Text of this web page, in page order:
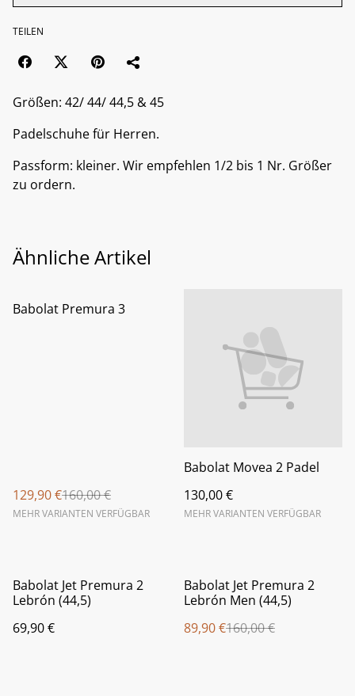
TEILEN
Größen: 42/ 44/ 44,5 & 45
Padelschuhe für Herren.
Passform: kleiner. Wir empfehlen 1/2 bis 1 Nr. Größer
zu ordern.
Ähnliche Artikel
%
Babolat Premura 3
129,90 €160,00 €
MEHR VARIANTEN VERFÜGBAR
Babolat Movea 2 Padel
130,00 €
MEHR VARIANTEN VERFÜGBAR
Babolat Jet Premura 2
Lebrón (44,5)
69,90 €
%
Babolat Jet Premura 2
Lebrón Men (44,5)
89,90 €160,00 €